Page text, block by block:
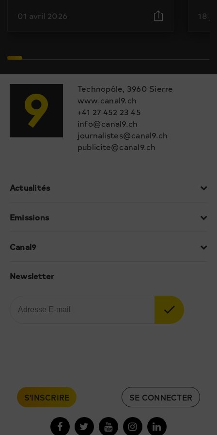
01 avril 2026 18
Technopôle, 3960 Sierre
www.canal9.ch
+41 27 452 23 45
info@canal9.ch
journalistes@canal9.ch
publicite@canal9.ch
Actualités
Emissions
Canal9
Newsletter
S'INSCRIRE SE CONNECTER